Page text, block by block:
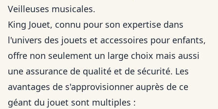
Veilleuses musicales.
King Jouet, connu pour son expertise dans
l'univers des jouets et accessoires pour enfants,
offre non seulement un large choix mais aussi
une assurance de qualité et de sécurité. Les
avantages de s'approvisionner auprès de ce
géant du jouet sont multiples :